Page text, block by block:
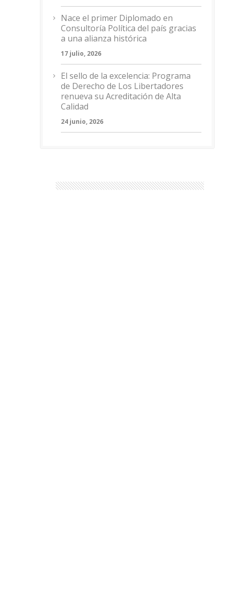
Nace el primer Diplomado en
Consultoría Política del país gracias
a una alianza histórica
17 julio, 2026
El sello de la excelencia: Programa
de Derecho de Los Libertadores
renueva su Acreditación de Alta
Calidad
24 junio, 2026